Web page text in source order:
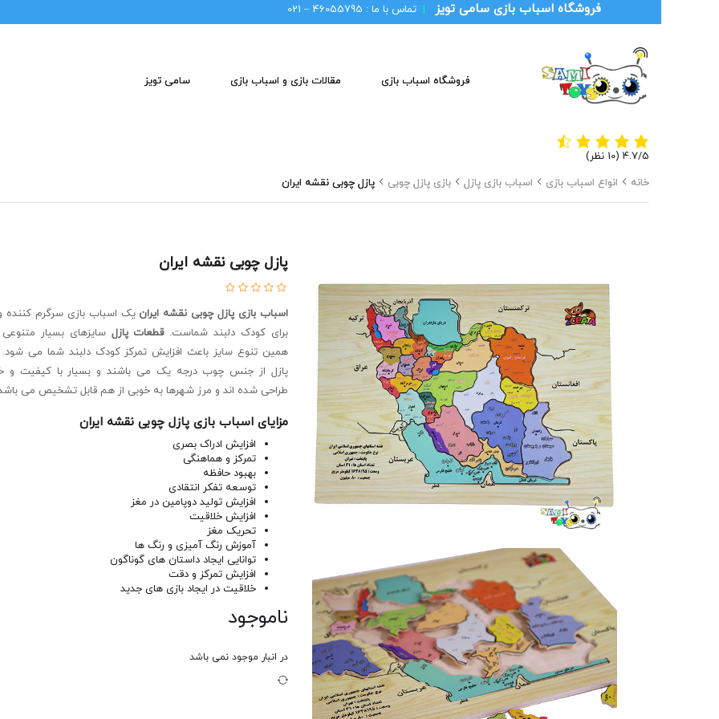
فروشگاه اسباب بازی سامی تویز | تماس با ما : 46055795 – 021
فروشگاه اسباب بازی مقالات بازی و اسباب بازی سامی تویز
‫4.7/5
خانه
انواع اسباب بازی اسباب بازی پازل بازی پازل چوبی پازل چوبی نقشه ایران
پازل چوبی نقشه ایران
اسباب بازی پازل چوبی نقشه ایران یک اسباب بازی سرگرم کننده
برای کودک دلبند شماست.قطعات پازل سایزهای بسیار متنوعی
همین تنوع سایز باعث افزایش تمرکز کودک دلبند شما می
پازل از جنس چوب درجه یک می باشند و بسیار با کیفیت و
طراحی شده اند و مرز شهرها به خوبی از هم قابل تشخیص می
مزایای اسباب بازی پازل چوبی نقشه ایران
افزایش ادراک بصری
تمرکز و هماهنگی
بهبود حافظه
توسعه تفکر انتقادی
افزایش تولید دوپامین در مغز
افزایش خلاقیت
تحریک مغز
آموزش رنگ آمیزی و رنگ ها
توانایی ایجاد داستان های گوناگون
افزایش تمرکز و دقت
خلاقیت در ایجاد بازی های جدید
ناموجود
در انبار موجود نمی باشد